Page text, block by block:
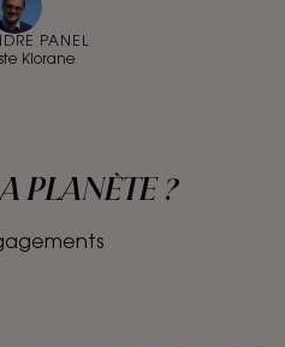
PANEL
Klorane
PLANÈTE ?